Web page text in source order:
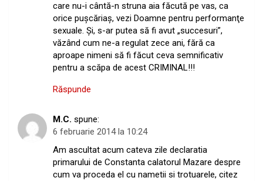
care nu-i cântă-n struna aia făcută pe vas, ca
orice puşcăriaş, vezi Doamne pentru performanţe
sexuale. Şi, s-ar putea să fi avut „succesuri”,
văzând cum ne-a regulat zece ani, fără ca
aproape nimeni să fi făcut ceva semnificativ
pentru a scăpa de acest CRIMINAL!!!
Răspunde
M.C. spune:
6 februarie 2014 la 10:24
Am ascultat acum cateva zile declaratia
primarului de Constanta calatorul Mazare despre
cum va proceda el cu nametii si trotuarele, citez